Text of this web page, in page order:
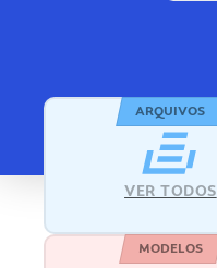
ARQUIVOS
VER TODOS
MODELOS